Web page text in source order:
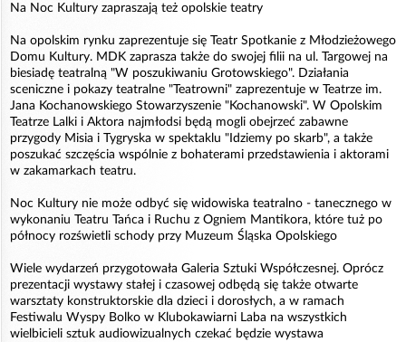
Na Noc Kultury zapraszają też opolskie teatry
Na opolskim rynku zaprezentuje się Teatr Spotkanie z Młodzieżowego
Domu Kultury. MDK zaprasza także do swojej filii na ul. Targowej na
biesiadę teatralną "W poszukiwaniu Grotowskiego". Działania
sceniczne i pokazy teatralne "Teatrowni" zaprezentuje w Teatrze im.
Jana Kochanowskiego Stowarzyszenie "Kochanowski". W Opolskim
Teatrze Lalki i Aktora najmłodsi będą mogli obejrzeć zabawne
przygody Misia i Tygryska w spektaklu "Idziemy po skarb", a także
poszukać szczęścia wspólnie z bohaterami przedstawienia i aktorami
w zakamarkach teatru.
Noc Kultury nie może odbyć się widowiska teatralno - tanecznego w
wykonaniu Teatru Tańca i Ruchu z Ogniem Mantikora, które tuż po
północy rozświetli schody przy Muzeum Śląska Opolskiego
Wiele wydarzeń przygotowała Galeria Sztuki Współczesnej. Oprócz
prezentacji wystawy stałej i czasowej odbędą się także otwarte
warsztaty konstruktorskie dla dzieci i dorosłych, a w ramach
Festiwalu Wyspy Bolko w Klubokawiarni Laba na wszystkich
wielbicieli sztuk audiowizualnych czekać będzie wystawa